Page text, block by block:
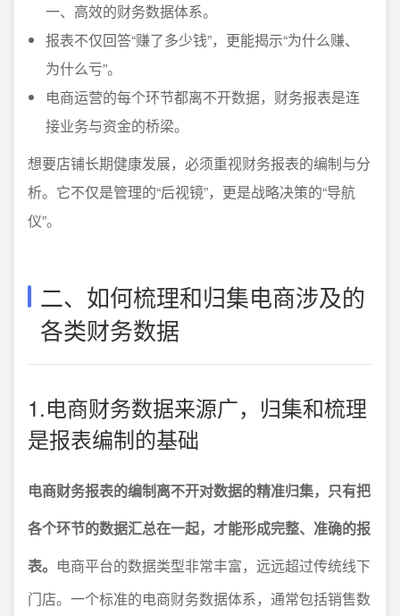
一、高效的财务数据体系。
报表不仅回答“赚了多少钱”，更能揭示“为什么赚、
为什么亏”。
电商运营的每个环节都离不开数据，财务报表是连
接业务与资金的桥梁。
想要店铺长期健康发展，必须重视财务报表的编制与分
析。它不仅是管理的“后视镜”，更是战略决策的“导航
仪”。
二、如何梳理和归集电商涉及的
各类财务数据
1.电商财务数据来源广，归集和梳理
是报表编制的基础
电商财务报表的编制离不开对数据的精准归集，只有把
各个环节的数据汇总在一起，才能形成完整、准确的报
表。 电商平台的数据类型非常丰富，远远超过传统线下
门店。一个标准的电商财务数据体系，通常包括销售数